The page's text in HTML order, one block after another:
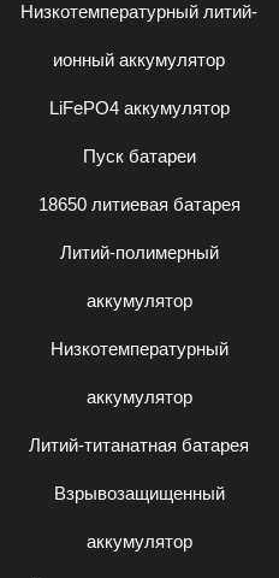
Низкотемпературный литий-
ионный аккумулятор
LiFePO4 аккумулятор
Пуск батареи
18650 литиевая батарея
Литий-полимерный
аккумулятор
Низкотемпературный
аккумулятор
Литий-титанатная батарея
Взрывозащищенный
аккумулятор